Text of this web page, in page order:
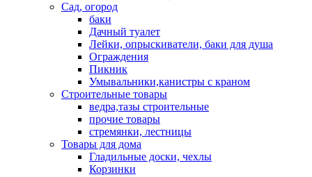
Сад, огород
баки
Дачный туалет
Лейки, опрыскиватели, баки для душа
Ограждения
Пикник
Умывальники,канистры с краном
Строительные товары
ведра,тазы строительные
прочие товары
стремянки, лестницы
Товары для дома
Гладильные доски, чехлы
Корзинки